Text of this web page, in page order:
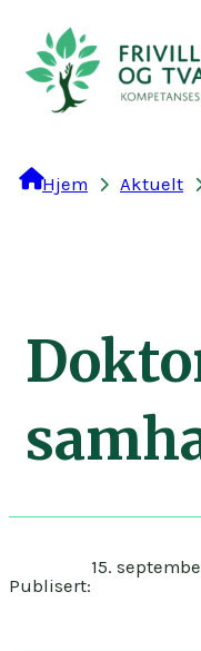
innhold
Hjem Aktuelt
Publisert:
15.